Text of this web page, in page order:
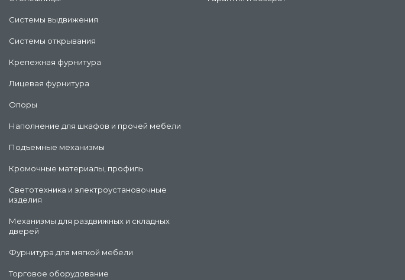
Системы выдвижения
Системы открывания
Крепежная фурнитура
Лицевая фурнитура
Опоры
Наполнение для шкафов и прочей мебели
Подъемные механизмы
Кромочные материалы, профиль
Светотехника и электроустановочные
изделия
Механизмы для раздвижных и складных
дверей
Фурнитура для мягкой мебели
Торговое оборудование